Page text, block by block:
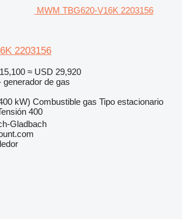
MWM TBG620-V16K 2203156
2203156
≈ USD 29,920
de gas
kW) Combustible gas Tipo estacionario
400
Gladbach